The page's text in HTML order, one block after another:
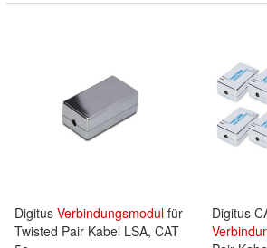
Digitus Verbindungsmodul für
Twisted Pair Kabel LSA, CAT
Digitus